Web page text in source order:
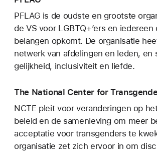
PFLAG is de oudste en grootste
de VS voor LGBTQ+’ers en iedereen
belangen opkomt. De organisatie
netwerk van afdelingen en leden, en
gelijkheid, inclusiviteit en liefde.
The National Center for
NCTE pleit voor veranderingen op
beleid en de samenleving om meer
acceptatie voor transgenders te
organisatie zet zich ervoor in om